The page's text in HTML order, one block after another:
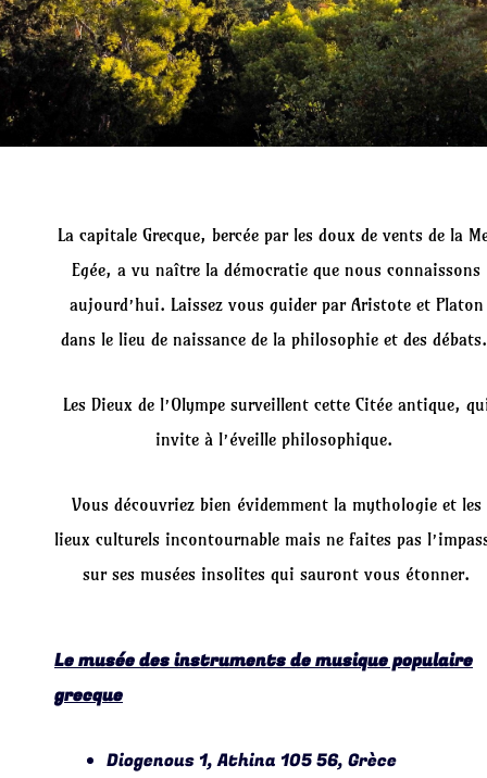
La capitale Grecque, bercée par les doux de vents de la
Egée, a vu naître la démocratie que nous connaissons
aujourd’hui. Laissez vous guider par Aristote et Platon
dans le lieu de naissance de la philosophie et des
Les Dieux de l’Olympe surveillent cette Citée antique,
invite à l’éveille philosophique.
Vous découvriez bien évidemment la mythologie et les
lieux culturels incontournable mais ne faites pas
sur ses musées insolites qui sauront vous étonner.
Lemusée des instruments de musique populaire
grecque
Diogenous 1, Athina 105 56, Grèce